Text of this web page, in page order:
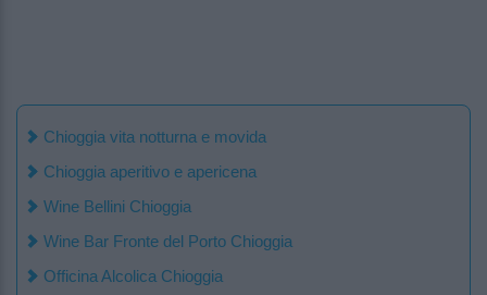
Chioggia vita notturna e movida
Chioggia aperitivo e apericena
Wine Bellini Chioggia
Wine Bar Fronte del Porto Chioggia
Officina Alcolica Chioggia